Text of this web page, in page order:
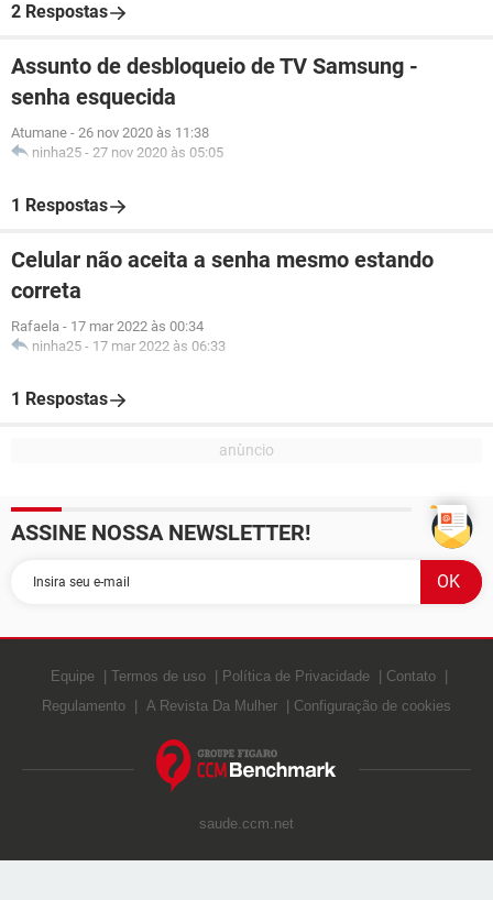
2 Respostas
Assunto de desbloqueio de TV Samsung -
senha esquecida
Atumane - 26 nov 2020 às 11:38
ninha25 - 27 nov 2020 às 05:05
1 Respostas
Celular não aceita a senha mesmo estando
correta
Rafaela - 17 mar 2022 às 00:34
ninha25 - 17 mar 2022 às 06:33
1 Respostas
ASSINE NOSSA NEWSLETTER!
Equipe Termos de uso Política de Privacidade
Contato
Regulamento
A Revista Da Mulher Configuração de cookies
saude.ccm.net